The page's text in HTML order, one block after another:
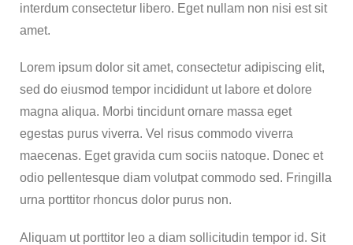
interdum consectetur libero. Eget nullam non nisi est sit
amet.
Lorem ipsum dolor sit amet, consectetur adipiscing elit,
sed do eiusmod tempor incididunt ut labore et dolore
magna aliqua. Morbi tincidunt ornare massa eget
egestas purus viverra. Vel risus commodo viverra
maecenas. Eget gravida cum sociis natoque. Donec et
odio pellentesque diam volutpat commodo sed. Fringilla
urna porttitor rhoncus dolor purus non.
Aliquam ut porttitor leo a diam sollicitudin tempor id. Sit